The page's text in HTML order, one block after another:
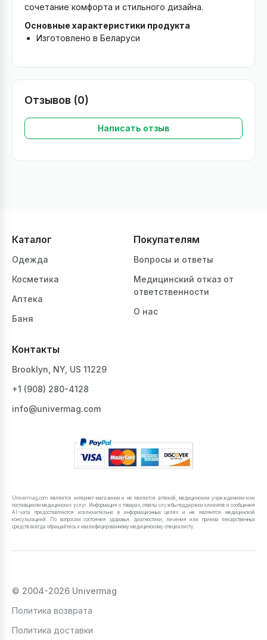
сочетание комфорта и стильного дизайна.
Основные характеристики продукта
Изготовлено в Беларуси
Отзывов (0)
Написать отзыв
Каталог
Одежда
Косметика
Аптека
Баня
Покупателям
Вопросы и ответы
Медицинский отказ от
ответственности
О нас
Контакты
Brooklyn, NY, US 11229
+1 ‪(908) 280-4128‬
info@univermag.com
Univermag.com является интернет-магазином и не является аптекой, медицинским учреждением или
поставщиком медицинских услуг. Информация о товарах, ответы службы поддержки клиентов и сообщения
AI-чата предоставляются исключительно в информационных целях и не являются медицинской
консультацией. По вопросам состояния здоровья, диагностики, лечения или приема лекарственных
средств всегда обращайтесь к квалифицированному медицинскому специалисту.
© 2004-2026 Univermag
Политика возврата
Политика доставки